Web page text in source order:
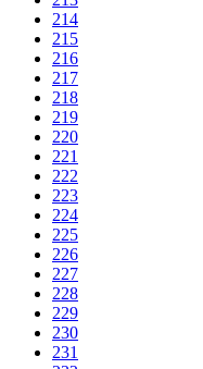
214
215
216
217
218
219
220
221
222
223
224
225
226
227
228
229
230
231